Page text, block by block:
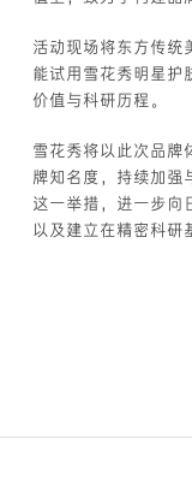
活动现场将东方传统
能试用雪花秀明星护
价值与科研历程。
雪花秀将以此次品牌
牌知名度，持续加强
这一举措，进一步向
以及建立在精密科研